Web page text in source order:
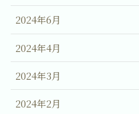
2024年6月
2024年4月
2024年3月
2024年2月